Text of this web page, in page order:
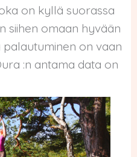
on kyllä suorassa
siihen omaan hyvään
palautuminen on vaan
:n antama data on